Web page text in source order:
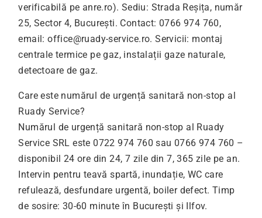
verificabilă pe anre.ro). Sediu: Strada Reșița, număr
25, Sector 4, București. Contact: 0766 974 760,
email:office@ruady-service.ro. Servicii: montaj
centrale termice pe gaz, instalații gaze naturale,
detectoare de gaz.
Care este numărul de urgență sanitară non-stop al
Ruady Service?
Numărul de urgență sanitară non-stop al Ruady
Service SRL este 0722 974 760 sau 0766 974 760 –
disponibil 24 ore din 24, 7 zile din 7, 365 zile pe an.
Intervin pentru teavă spartă, inundație, WC care
refulează, desfundare urgentă, boiler defect. Timp
de sosire: 30-60 minute în București și Ilfov.